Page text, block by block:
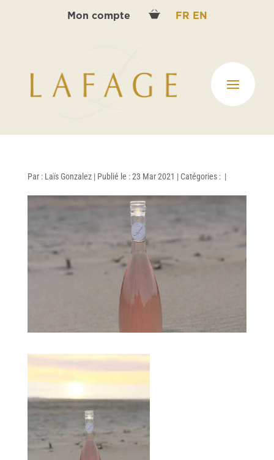
Mon compte FR EN
Par : Laïs Gonzalez | Publié le : 23 Mar 2021 | Catégories : |